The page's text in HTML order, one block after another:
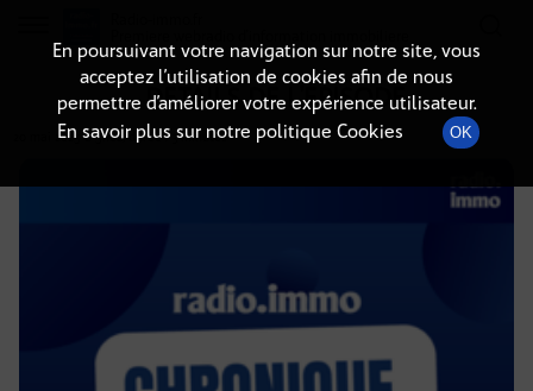
DÉTAILS DE L'ÉPISODE
20 mai 2025 à 5h02, durée : 3 minutes
En poursuivant votre navigation sur notre site, vous
acceptez l’utilisation de cookies afin de nous
permettre d’améliorer votre expérience utilisateur.
En savoir plus sur notre politique Cookies
OK